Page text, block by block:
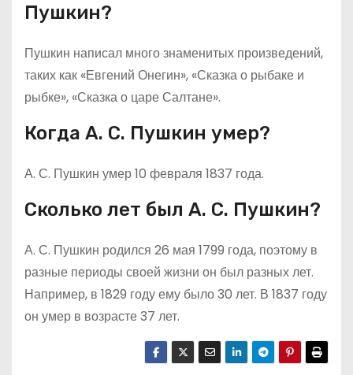
Пушкин?
Пушкин написал много знаменитых произведений,
таких как «Евгений Онегин», «Сказка о рыбаке и
рыбке», «Сказка о царе Салтане».
Когда А. С. Пушкин умер?
А. С. Пушкин умер 10 февраля 1837 года.
Сколько лет был А. С. Пушкин?
А. С. Пушкин родился 26 мая 1799 года, поэтому в
разные периоды своей жизни он был разных лет.
Например, в 1829 году ему было 30 лет. В 1837 году
он умер в возрасте 37 лет.